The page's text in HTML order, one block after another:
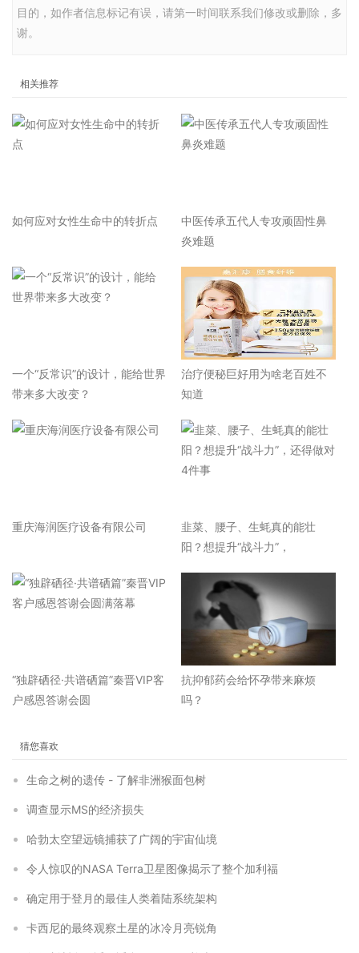
目的，如作者信息标记有误，请第一时间联系我们修改或删除，多
谢。
相关推荐
如何应对女性生命中的转折点
中医传承五代人专攻顽固性鼻
炎难题
一个“反常识”的设计，能给世界
带来多大改变？
治疗便秘巨好用为啥老百姓不
知道
重庆海润医疗设备有限公司
韭菜、腰子、生蚝真的能壮
阳？想提升“战斗力”，
“独辟硒径·共谱硒篇”秦晋VIP客
户感恩答谢会圆
抗抑郁药会给怀孕带来麻烦
吗？
猜您喜欢
生命之树的遗传 - 了解非洲猴面包树
调查显示MS的经济损失
哈勃太空望远镜捕获了广阔的宇宙仙境
令人惊叹的NASA Terra卫星图像揭示了整个加利福
确定用于登月的最佳人类着陆系统架构
卡西尼的最终观察土星的冰冷月亮锐角